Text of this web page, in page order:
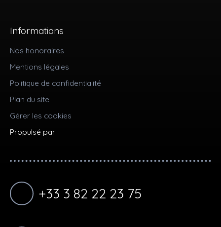
Informations
Nos honoraires
Mentions légales
Politique de confidentialité
Plan du site
Gérer les cookies
Propulsé par
+33 3 82 22 23 75